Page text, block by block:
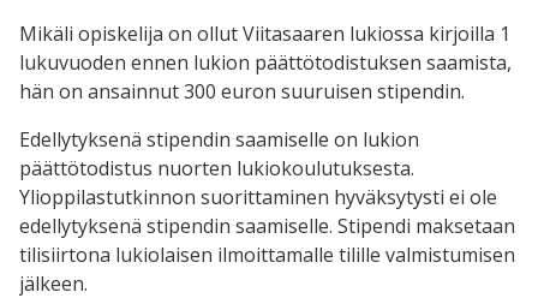
Mikäli opiskelija on ollut Viitasaaren lukiossa kirjoilla 1
lukuvuoden ennen lukion päättötodistuksen saamista,
hän on ansainnut 300 euron suuruisen stipendin.
Edellytyksenä stipendin saamiselle on lukion
päättötodistus nuorten lukiokoulutuksesta.
Ylioppilastutkinnon suorittaminen hyväksytysti ei ole
edellytyksenä stipendin saamiselle. Stipendi maksetaan
tilisiirtona lukiolaisen ilmoittamalle tilille valmistumisen
jälkeen.